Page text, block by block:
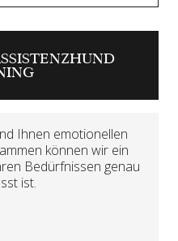
Ihnen emotionellen
können wir ein
Bedürfnissen genau
ist.